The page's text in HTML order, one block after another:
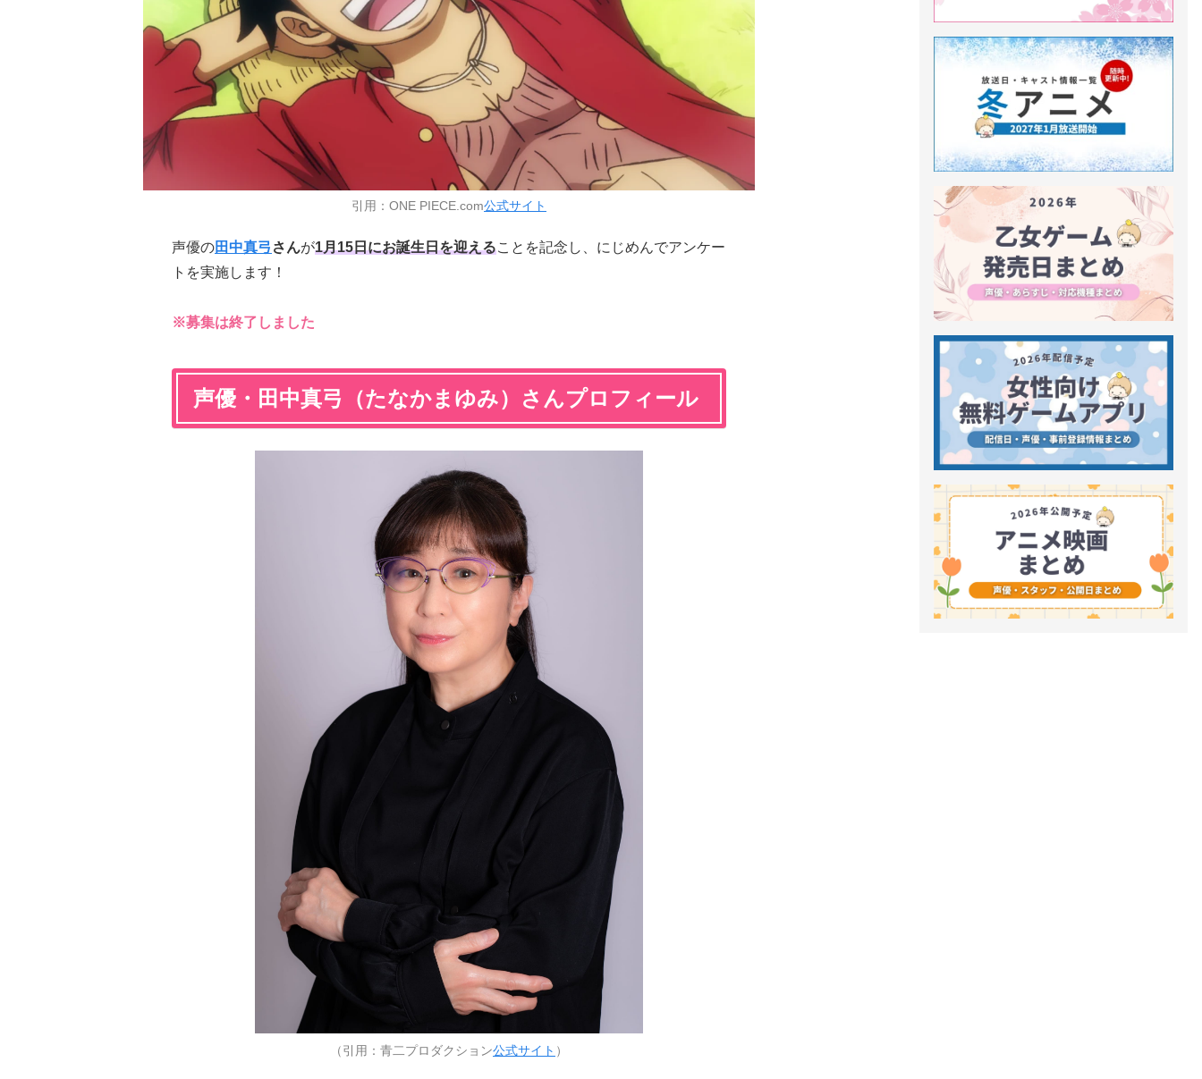
引用：ONE PIECE.com公式サイト
声優の田中真弓 さんが1月15日にお誕生日を迎えることを記念し、にじめんでアンケー
トを実施します！
※募集は終了しました
声優・田中真弓（たなかまゆみ）さんプロフィール
（引用：青二プロダクション公式サイト ）